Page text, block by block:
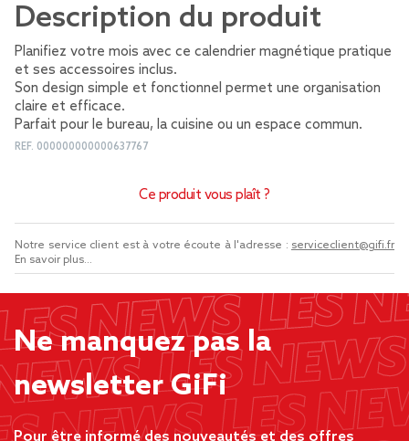
Description du produit
Planifiez votre mois avec ce calendrier magnétique pratique
et ses accessoires inclus.
Son design simple et fonctionnel permet une organisation
claire et efficace.
Parfait pour le bureau, la cuisine ou un espace commun.
REF. 000000000000637767
Ce produit vous plaît ?
Notre service client est à votre écoute à l'adresse : serviceclient@gifi.fr
En savoir plus...
Ne manquez pas la
newsletter GiFi
Pour être informé des nouveautés et des offres